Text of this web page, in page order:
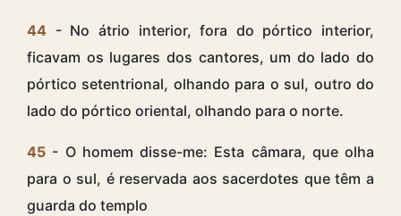
44 - No átrio interior, fora do pórtico interior,
ficavam os lugares dos cantores, um do lado do
pórtico setentrional, olhando para o sul, outro do
lado do pórtico oriental, olhando para o norte.
45 - O homem disse-me: Esta câmara, que olha
para o sul, é reservada aos sacerdotes que têm a
guarda do templo